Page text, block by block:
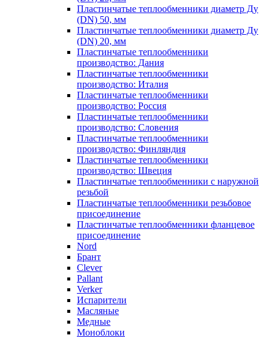
Пластинчатые теплообменники диаметр Ду
(DN) 50, мм
Пластинчатые теплообменники диаметр Ду
(DN) 20, мм
Пластинчатые теплообменники
производство: Дания
Пластинчатые теплообменники
производство: Италия
Пластинчатые теплообменники
производство: Россия
Пластинчатые теплообменники
производство: Словения
Пластинчатые теплообменники
производство: Финляндия
Пластинчатые теплообменники
производство: Швеция
Пластинчатые теплообменники с наружной
резьбой
Пластинчатые теплообменники резьбовое
присоединение
Пластинчатые теплообменники фланцевое
присоединение
Nord
Брант
Clever
Pallant
Verker
Испарители
Масляные
Медные
Моноблоки